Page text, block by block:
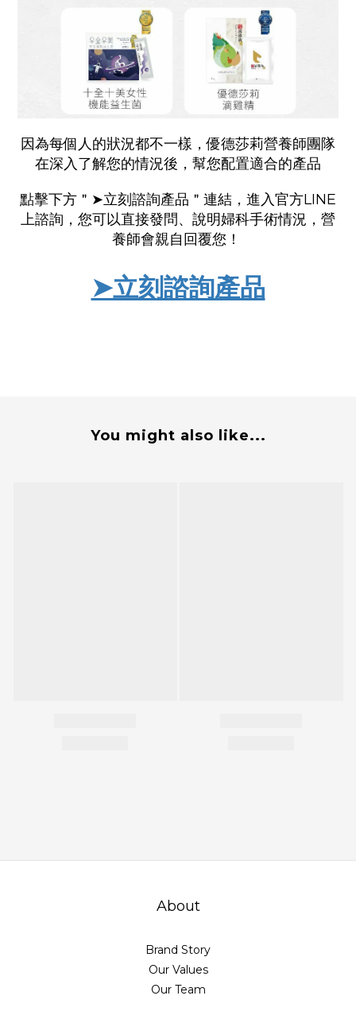
因為每個人的狀況都不一樣，優德莎莉營養師團隊
在深入了解您的情況後，幫您配置適合的產品
點擊下方＂➤立刻諮詢產品＂連結，進入官方LINE
上諮詢，您可以直接發問、說明婦科手術情況 ，營
養師會親自回覆您！
➤立刻諮詢產品
You might also like...
About
Brand Story
Our Values
Our Team